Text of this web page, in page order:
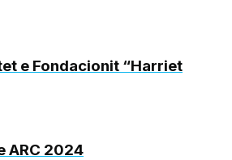
e Fondacionit “Harriet
ARC 2024